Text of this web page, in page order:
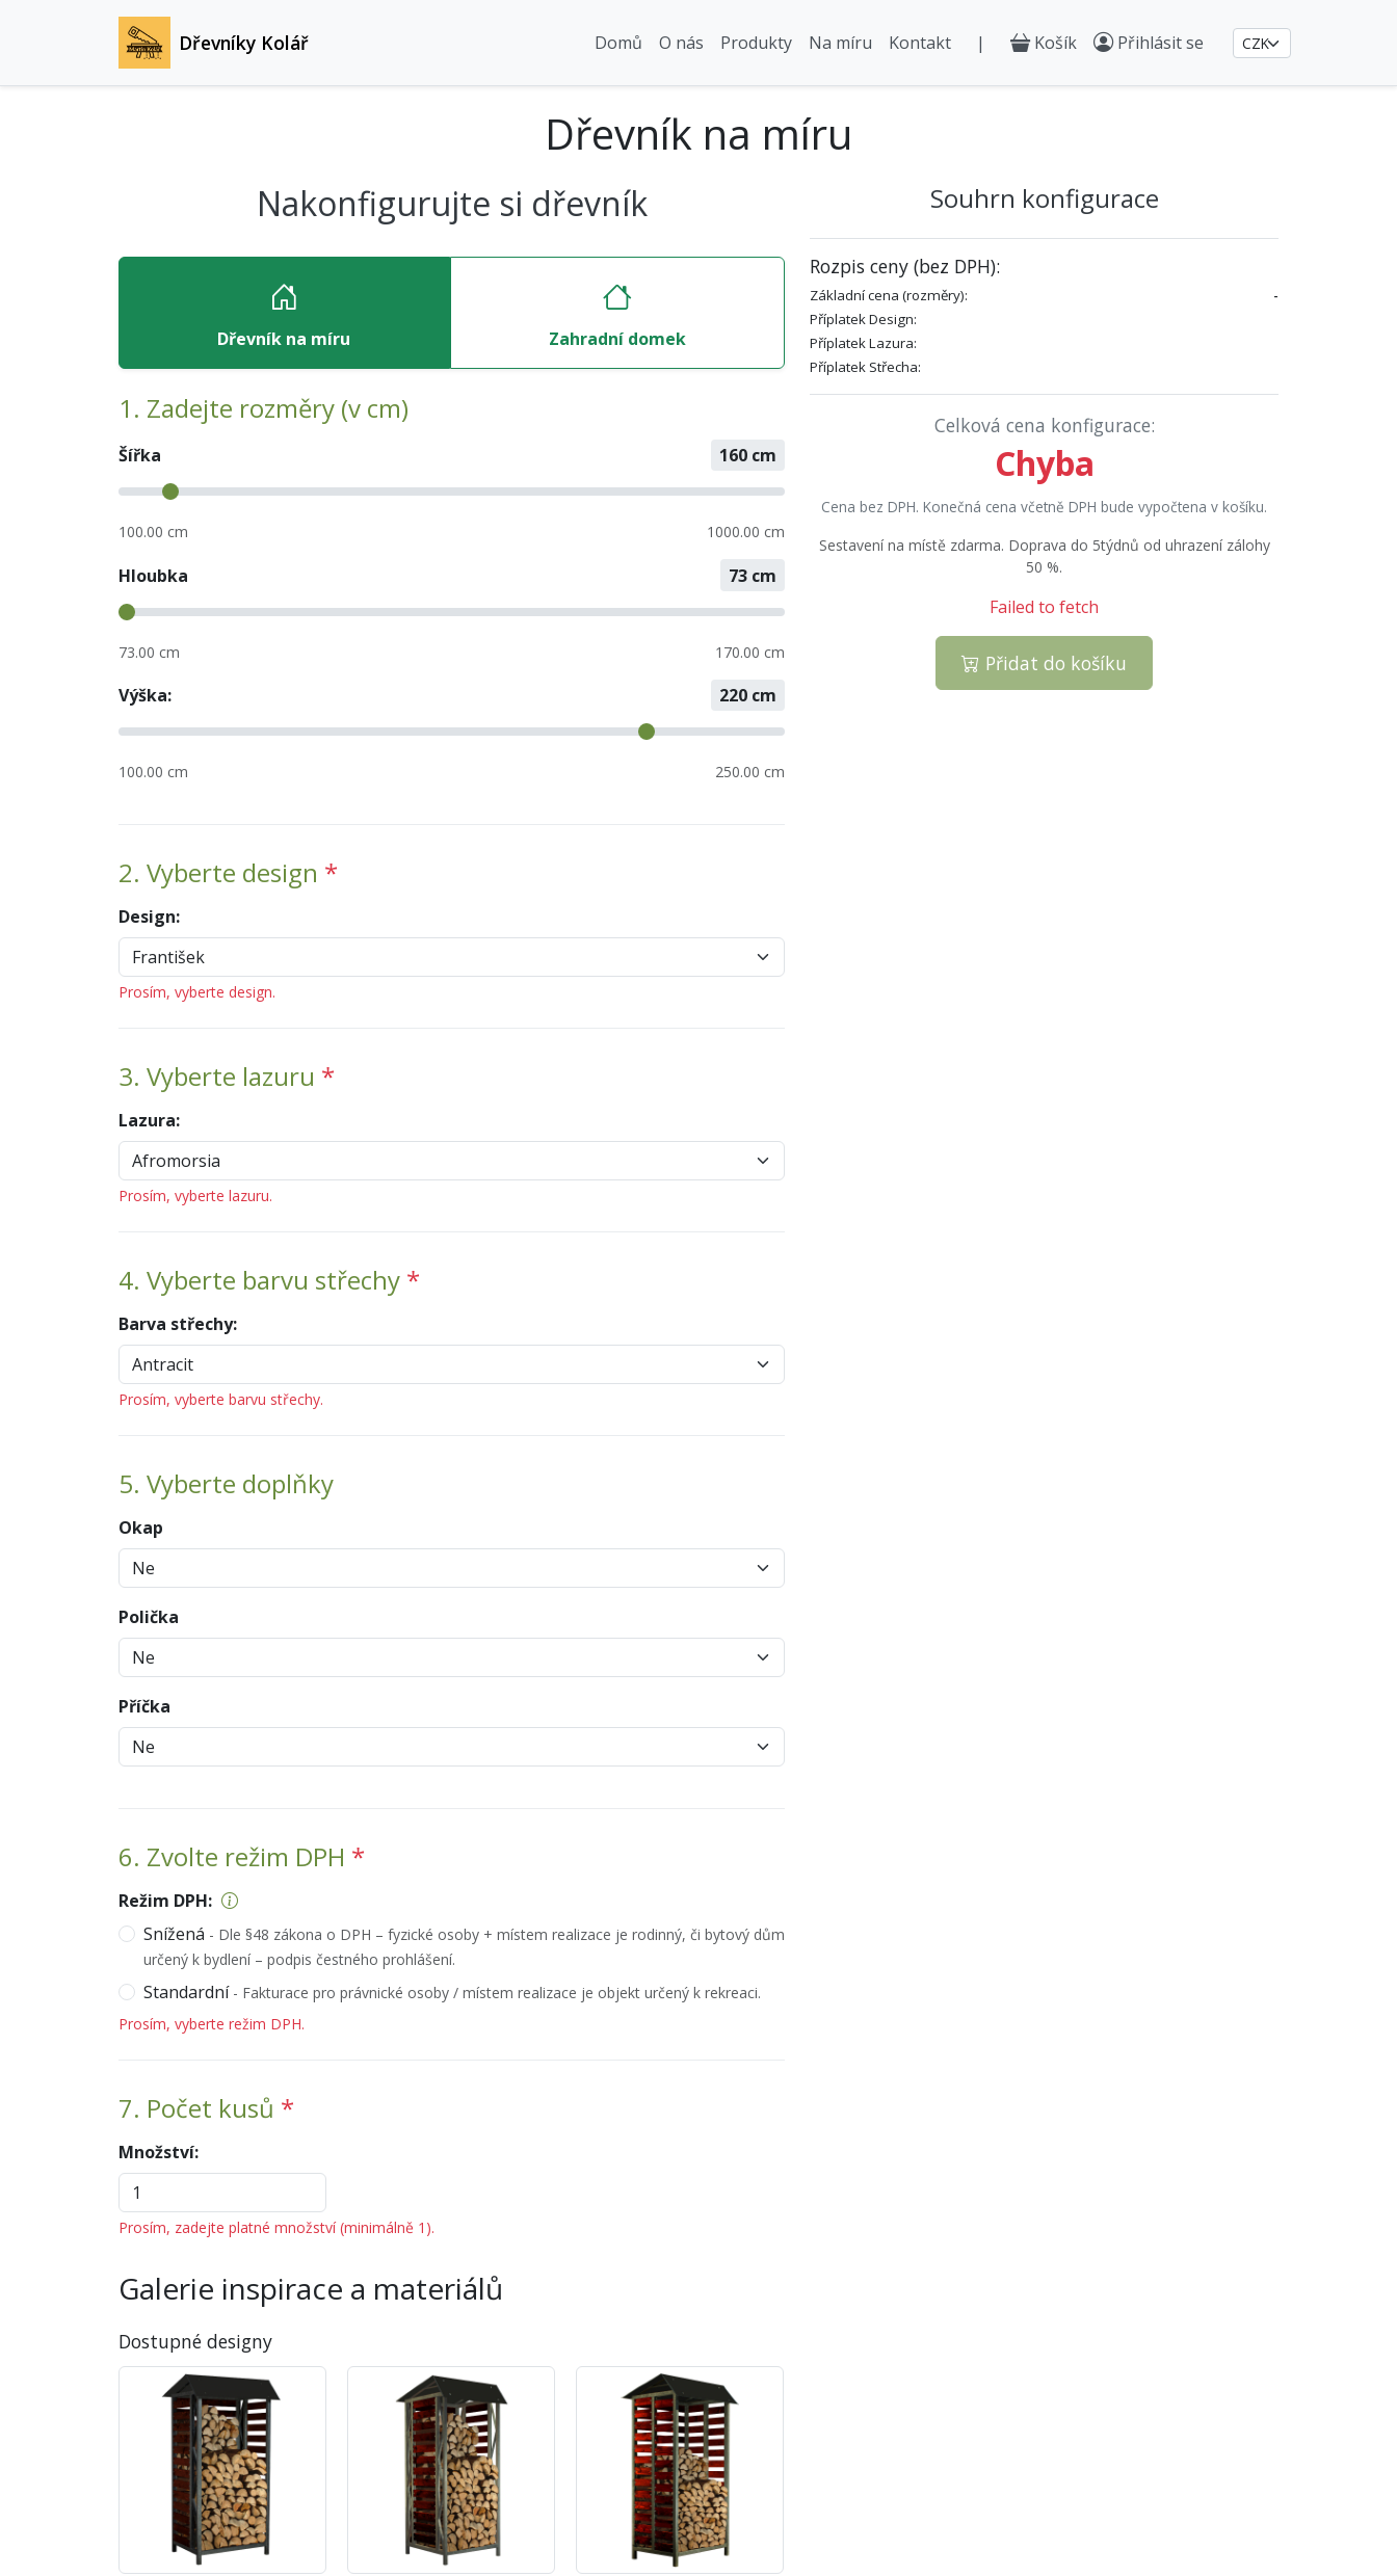
Dřevníky Kolář Domů O nás Produkty Na míru Kontakt | Košík Přihlásit se
Dřevník na míru
Nakonfigurujte si dřevník
Dřevník na míru Zahradní domek
1. Zadejte rozměry (v cm)
Šířka 160 cm
100.00 cm 1000.00 cm
Hloubka 73 cm
73.00 cm 170.00 cm
Výška: 220 cm
100.00 cm 250.00 cm
2. Vyberte design *
Design:
Prosím, vyberte design.
3. Vyberte lazuru *
Lazura:
Prosím, vyberte lazuru.
4. Vyberte barvu střechy *
Barva střechy:
Prosím, vyberte barvu střechy.
5. Vyberte doplňky
Okap
Polička
Příčka
6. Zvolte režim DPH *
Režim DPH:
Snížená - Dle §48 zákona o DPH – fyzické osoby + místem realizace je rodinný, či bytový dům
určený k bydlení – podpis čestného prohlášení.
Standardní - Fakturace pro právnické osoby / místem realizace je objekt určený k rekreaci.
Prosím, vyberte režim DPH.
7. Počet kusů *
Množství:
Prosím, zadejte platné množství (minimálně 1).
Souhrn konfigurace
Rozpis ceny (bez DPH):
Základní cena (rozměry):
-
Příplatek Design:
Příplatek Lazura:
Příplatek Střecha:
Celková cena konfigurace:
Chyba
Cena bez DPH. Konečná cena včetně DPH bude vypočtena v košíku.
Sestavení na místě zdarma. Doprava do 5týdnů od uhrazení zálohy
50 %.
Failed to fetch
Přidat do košíku
Galerie inspirace a materiálů
Dostupné designy